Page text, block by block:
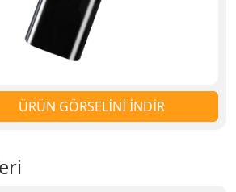
ÜRÜN GÖRSELİNİ İNDİR